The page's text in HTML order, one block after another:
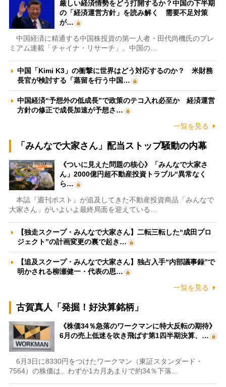
厳しい経済情勢をどう打開するか？中国の下半期
の「経済運営方針」を読み解く 需要不足対策
が…
中国経済に精通する中国株投資の第一人者・田代尚機氏のプレ
ミアム連載「チャイナ・リサーチ」。中国の…
中国「Kimi K3」の衝撃に世界はどう対応するのか？ 米財務
長官が検討する「蒸留を行う中国…
中国経済“予想外の低成長”で政策のテコ入れ必至か 経済運営
方針の修正で成長加速が予想さ…
一覧を見る
「みんなで大家さん」配当ストップ騒動の内幕
《ついに見えた問題の核心》「みんなで大家さ
ん」2000億円超不動産投資トラブル“異常なく
ら…
本誌『週刊ポスト』が追及してきた不動産投資商品「みんなで
大家さん」がいよいよ最終局面を迎えている…
【独走スクープ・みんなで大家さん】二転三転した“成田プロ
ジェクト”の計画変更の裏で起き…
【追及スクープ・みんなで大家さん】独占入手“内部議事録”で
明かされる柳瀬健一・代表の思…
一覧を見る
古賀真人「発掘！好決算銘柄」
《株価34％急落のワークマンに特大反転の期待》
6月の売上低迷を吹き飛ばす第1四半期決算、…
6月3日に8330円をつけたワークマン（東証スタンダード・
7564）の株価は、わずか1カ月あまりで約34％下落…